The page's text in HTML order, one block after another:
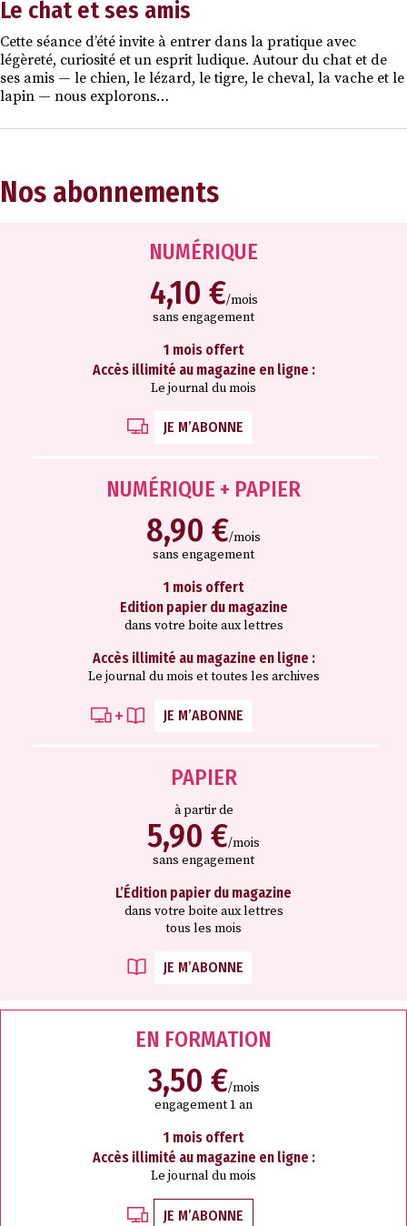
Le chat et ses amis
Cette séance d’été invite à entrer dans la pratique avec
légèreté, curiosité et un esprit ludique. Autour du chat et de
ses amis — le chien, le lézard, le tigre, le cheval, la vache et le
lapin — nous explorons…
Nos abonnements
NUMÉRIQUE
4,10 €/mois
sans engagement
1 mois offert
Accès illimité au magazine en ligne :
Le journal du mois
JE M’ABONNE
NUMÉRIQUE + PAPIER
8,90 €/mois
sans engagement
1 mois offert
Edition papier du magazine
dans votre boite aux lettres
Accès illimité au magazine en ligne :
Le journal du mois et toutes les archives
JE M’ABONNE
PAPIER
à partir de
5,90 €/mois
sans engagement
L’Édition papier du magazine
dans votre boite aux lettres
tous les mois
JE M’ABONNE
EN FORMATION
3,50 €/mois
engagement 1 an
1 mois offert
Accès illimité au magazine en ligne :
Le journal du mois
JE M’ABONNE